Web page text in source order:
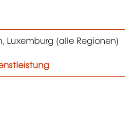
Luxemburg (alle Regionen)